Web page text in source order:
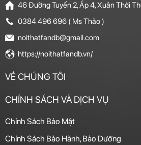
46 Đường Tuyến 2, Ấp 4, Xuân Thới
0384 496 696 ( Ms Thảo )
noithatfandb@gmail.com
https://noithatfandb.vn/
VỀ CHÚNG TÔI
CHÍNH SÁCH VÀ DỊCH VỤ
Chính Sách Bảo Mật
Chính Sách Bảo Hành, Bảo Dưỡng